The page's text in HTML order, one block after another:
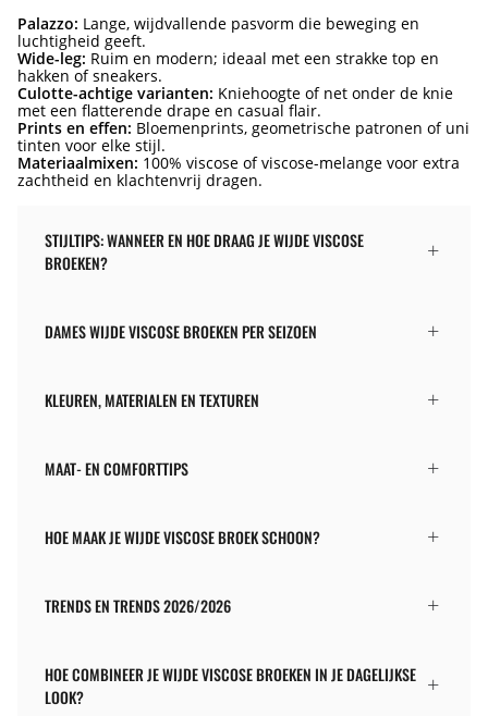
Palazzo: Lange, wijdvallende pasvorm die beweging en
luchtigheid geeft.
Wide-leg: Ruim en modern; ideaal met een strakke top en
hakken of sneakers.
Culotte-achtige varianten: Kniehoogte of net onder de knie
met een flatterende drape en casual flair.
Prints en effen: Bloemenprints, geometrische patronen of uni
tinten voor elke stijl.
Materiaalmixen: 100% viscose of viscose-melange voor extra
zachtheid en klachtenvrij dragen.
STIJLTIPS: WANNEER EN HOE DRAAG JE WIJDE VISCOSE
BROEKEN?
DAMES WIJDE VISCOSE BROEKEN PER SEIZOEN
KLEUREN, MATERIALEN EN TEXTUREN
MAAT- EN COMFORTTIPS
HOE MAAK JE WIJDE VISCOSE BROEK SCHOON?
TRENDS EN TRENDS 2026/2026
HOE COMBINEER JE WIJDE VISCOSE BROEKEN IN JE DAGELIJKSE
LOOK?